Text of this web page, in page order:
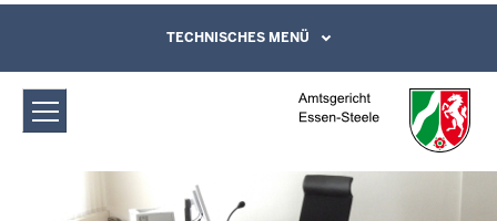
Amtsgericht Essen-Steele:
Sitzungstermine
Direkt zum Inhalt
Leichte Sprache, Gebärdensprachenvideo
und Kontaktformular
TECHNISCHES MENÜ